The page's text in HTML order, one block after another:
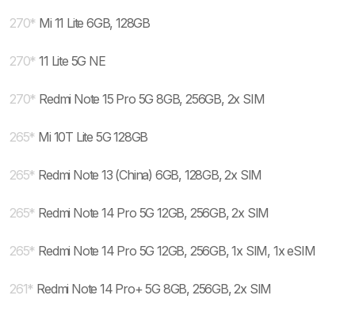
270* Mi 11 Lite 6GB, 128GB
270* 11 Lite 5G NE
270* Redmi Note 15 Pro 5G 8GB, 256GB, 2x SIM
265* Mi 10T Lite 5G 128GB
265* Redmi Note 13 (China) 6GB, 128GB, 2x SIM
265* Redmi Note 14 Pro 5G 12GB, 256GB, 2x SIM
265* Redmi Note 14 Pro 5G 12GB, 256GB, 1x SIM, 1x eSIM
261* Redmi Note 14 Pro+ 5G 8GB, 256GB, 2x SIM